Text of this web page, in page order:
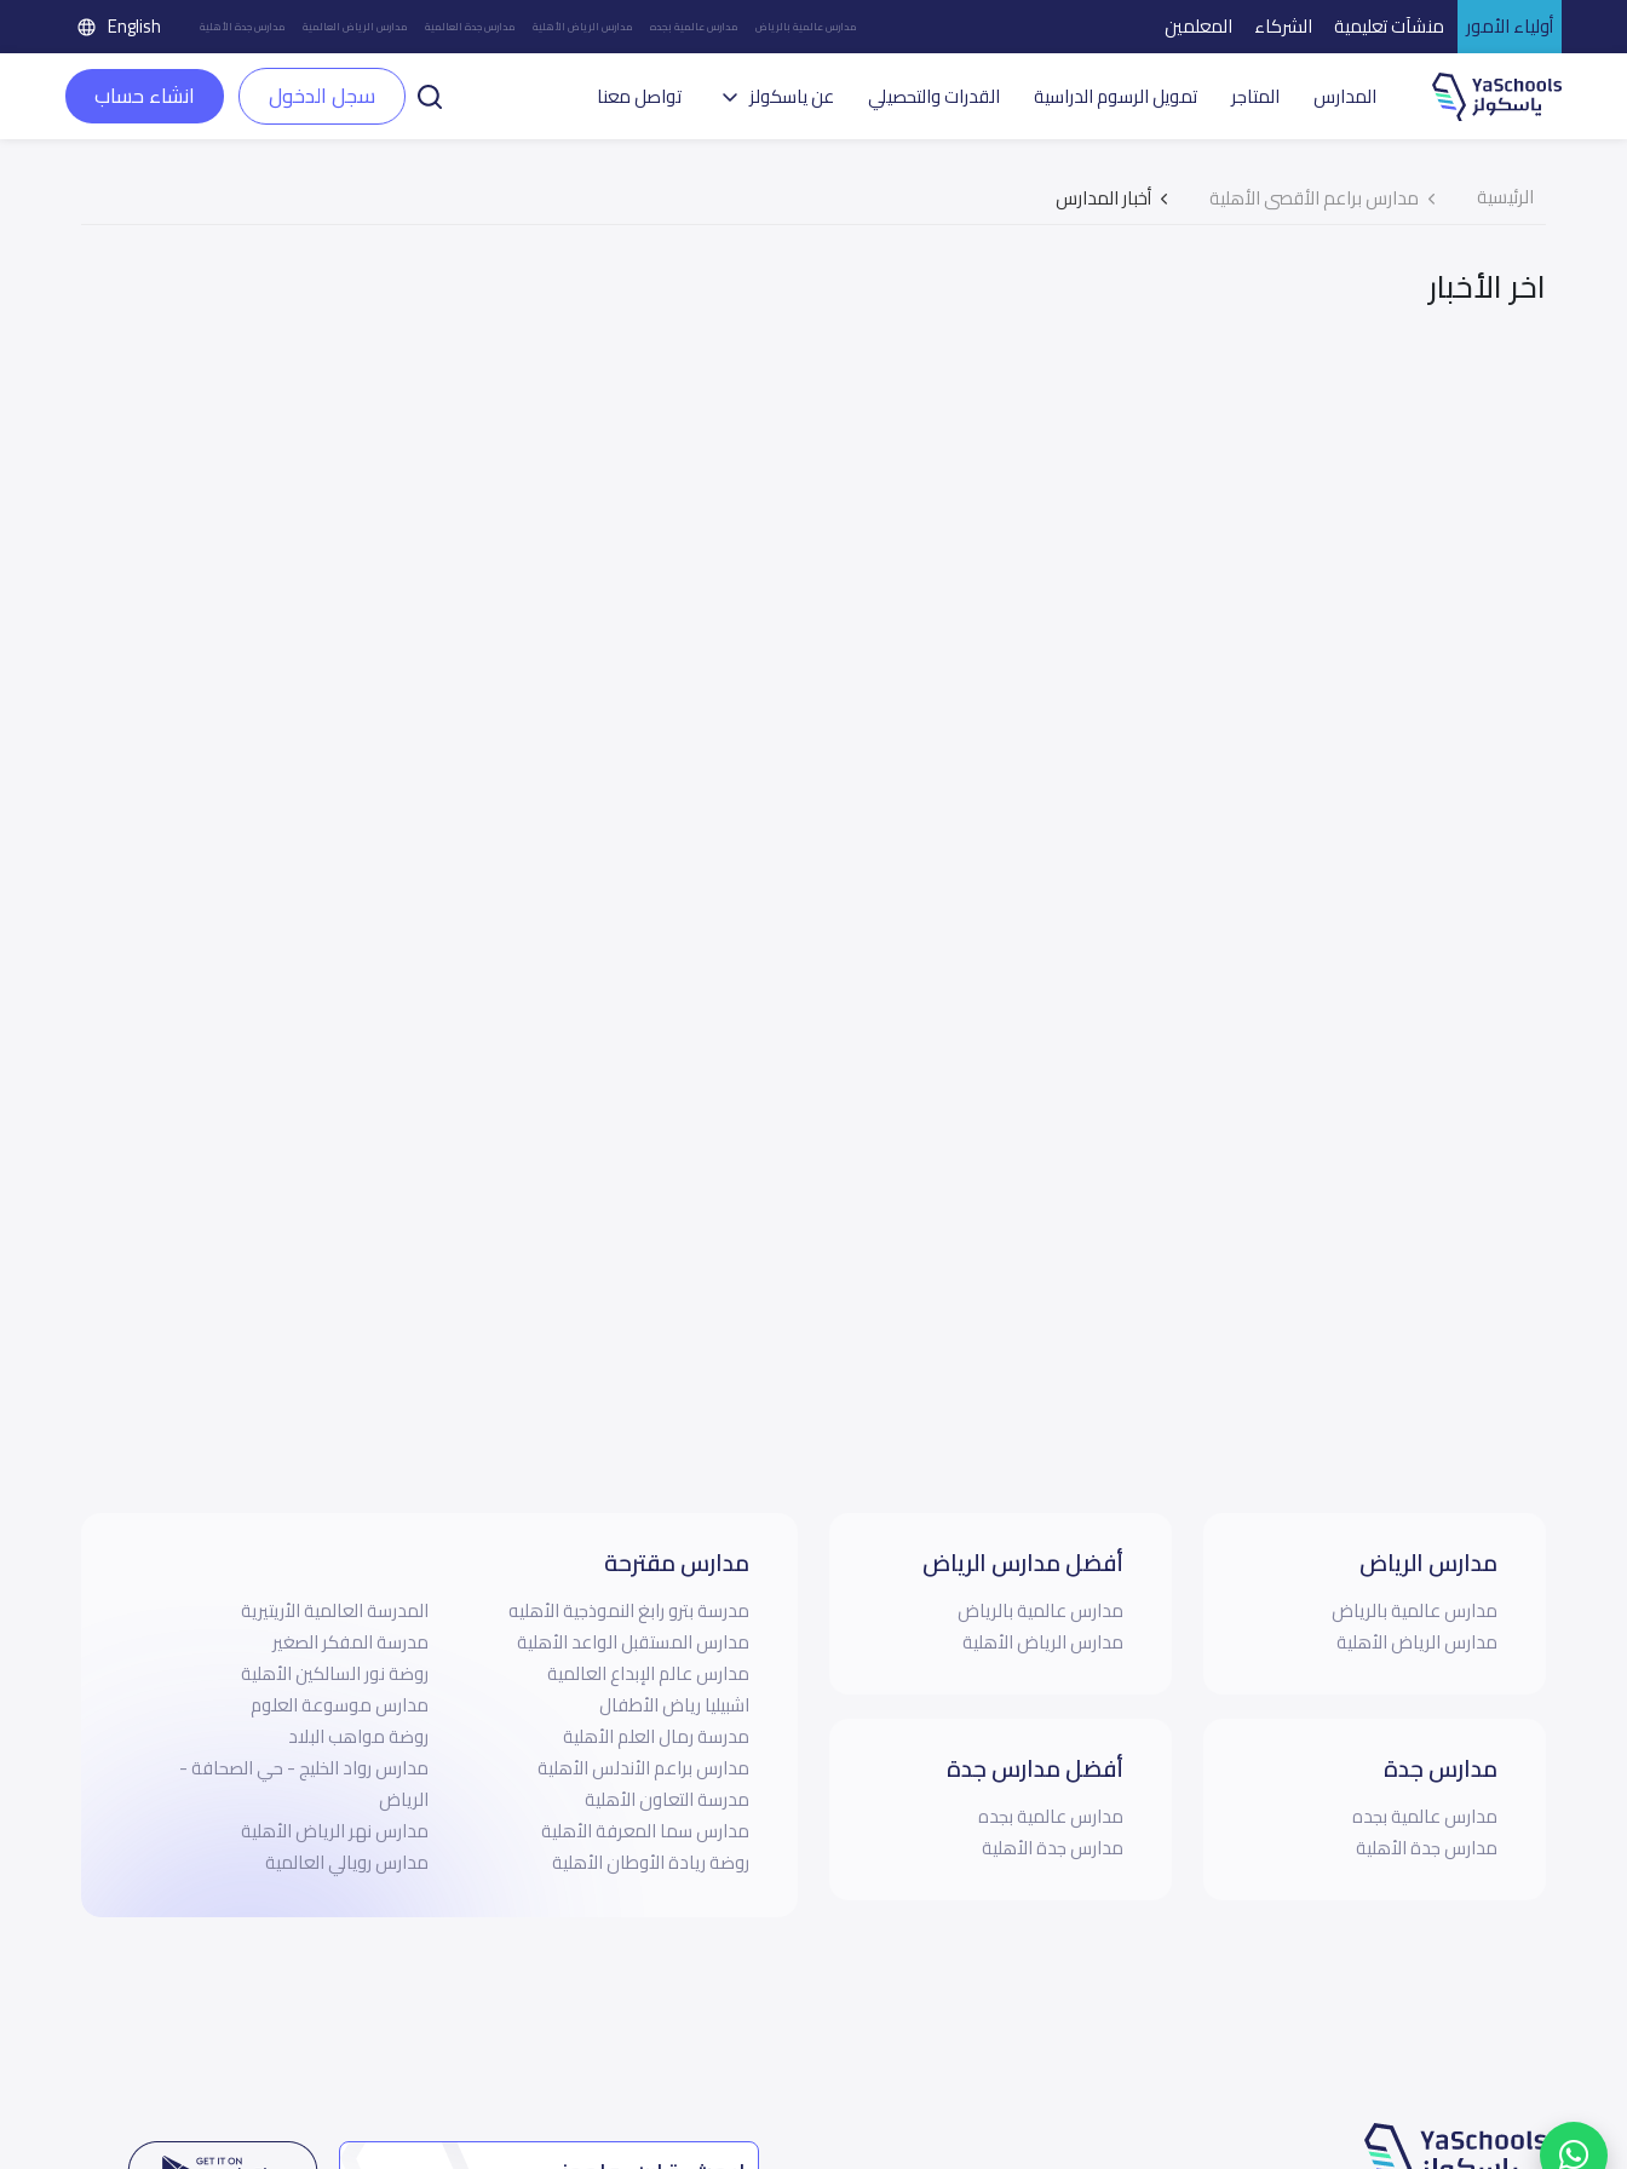
أولياء الأمور منشآت تعليمية الشركاء المعلمين مدارس عالمية بالرياض مدارس عالمية بجده مدارس الرياض الأهلية مدارس جدة العالمية مدارس الرياض العالمية مدارس جدة الأهلية English
المدارس المتاجر تمويل الرسوم الدراسية القدرات والتحصيلي عن ياسكولز تواصل معنا سجل الدخول انشاء حساب
الرئيسية مدارس براعم الأقصى الأهلية أخبار المدارس
اخر الأخبار
مدارس الرياض
مدارس عالمية بالرياض
مدارس الرياض الأهلية
مدارس جدة
مدارس عالمية بجده
مدارس جدة الأهلية
أفضل مدارس الرياض
مدارس عالمية بالرياض
مدارس الرياض الأهلية
أفضل مدارس جدة
مدارس عالمية بجده
مدارس جدة الأهلية
مدارس مقترحة
مدرسة بترو رابغ النموذجية الأهليه
مدارس المستقبل الواعد الأهلية
مدارس عالم الإبداع العالمية
اشبيليا رياض الأطفال
مدرسة رمال العلم الأهلية
مدارس براعم الأندلس الأهلية
مدرسة التعاون الأهلية
مدارس سما المعرفة الأهلية
روضة ريادة الأوطان الأهلية
المدرسة العالمية الأريتيرية
مدرسة المفكر الصغير
روضة نور السالكين الأهلية
مدارس موسوعة العلوم
روضة مواهب البلاد
مدارس رواد الخليج - حي الصحافة -
الرياض
مدارس نهر الرياض الأهلية
مدارس رويالي العالمية